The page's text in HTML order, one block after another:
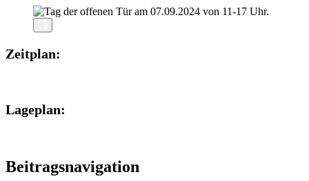
Zeitplan:
Lageplan:
Beitragsnavigation